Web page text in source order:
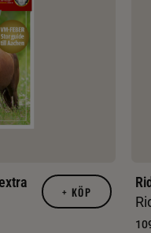
+ KÖP